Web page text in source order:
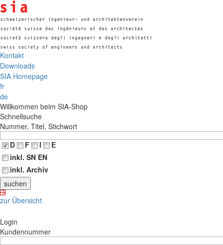
Kontakt
Downloads
SIA Homepage
fr
de
Willkommen beim SIA-Shop
Schnellsuche
Nummer, Titel, Stichwort
D
F I
E
inkl. SN EN
inkl. Archiv
zur Übersicht
Login
Kundennummer